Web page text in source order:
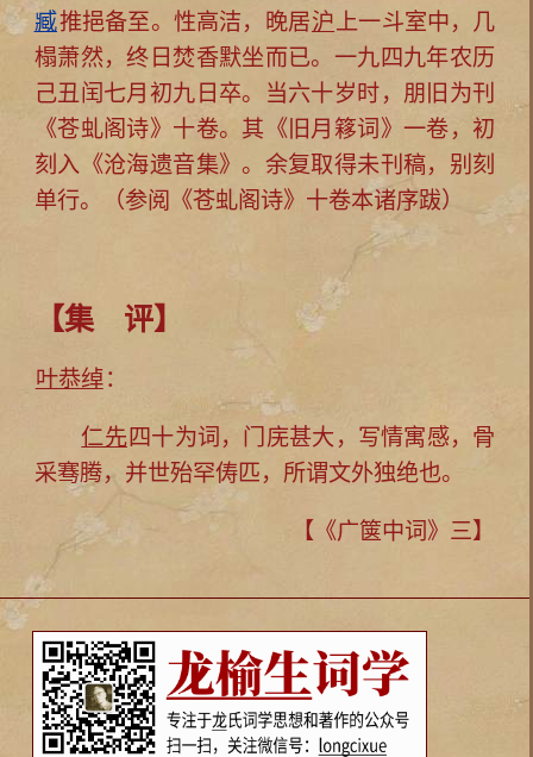
臧推挹备至。性高洁，晚居沪 上一斗室中，几
榻萧然，终日焚香默坐而已。一九四九年农历
己丑闰七月初九日卒。当六十岁时，朋旧为刊
《苍虬阁诗》十卷。其《旧月簃词》一卷，初
刻入《沧海遗音集》。余复取得未刊稿，别刻
单行。（参阅《苍虬阁诗》十卷本诸序跋）
【集 评】
叶恭绰 ：
仁先四十为词，门庑甚大，写情寓感，骨
采骞腾，并世殆罕俦匹，所谓文外独绝也。
【《广箧中词》三】